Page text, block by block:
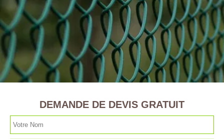
DEMANDE DE DEVIS GRATUIT